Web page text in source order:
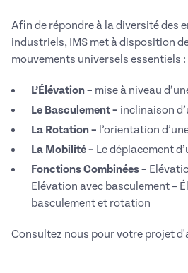
Afin de répondre à la diversité des
industriels, IMS met à disposition
mouvements universels essentiels :
L’Élévation – mise à niveau
Le Basculement – inclinaison
La Rotation – l’orientation
La Mobilité – Le déplacement
Fonctions Combinées –
Elévation avec basculement –
basculement et rotation
Consultez nous pour votre projet